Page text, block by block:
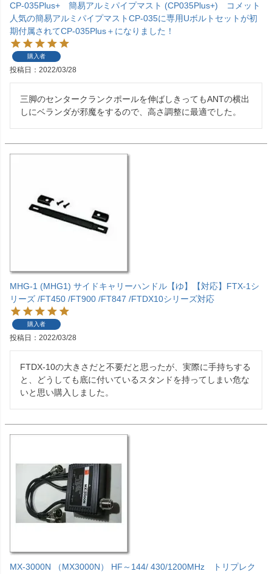
CP-035Plus+ 簡易アルミパイプマスト (CP035Plus+) コメット
人気の簡易アルミパイプマストCP-035に専用Uボルトセットが初
期付属されてCP-035Plus＋になりました！
購入者
投稿日 2022/03/28
三脚のセンタークランクポールを伸ばしきってもANTの横出
しにベランダが邪魔をするので、高さ調整に最適でした。
MHG-1 (MHG1) サイドキャリーハンドル【ゆ】【対応】FTX-1シ
リーズ /FT450 /FT900 /FT847 /FTDX10シリーズ対応
購入者
投稿日 2022/03/28
FTDX-10の大きさだと不要だと思ったが、実際に手持ちする
と、どうしても底に付いているスタンドを持ってしまい危な
いと思い購入しました。
MX-3000N （MX3000N） HF～144/ 430/1200MHz トリプレク